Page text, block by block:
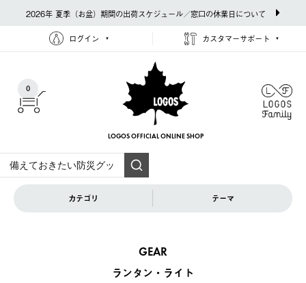
2026年 夏季（お盆）期間の出荷スケジュール／窓口の休業日について
ログイン カスタマーサポート
0
LOGOS OFFICIAL ONLINE SHOP
カテゴリ テーマ
GEAR
ランタン・ライト